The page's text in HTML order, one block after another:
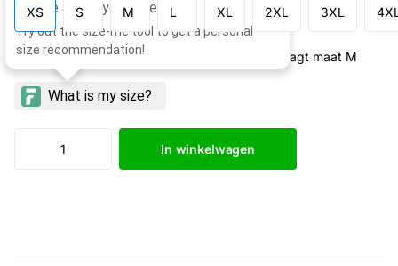
XS S M L XL 2XL 3XL
Model: 193cm lang, borstomtrek 101cm, draagt maat M
In winkelwagen